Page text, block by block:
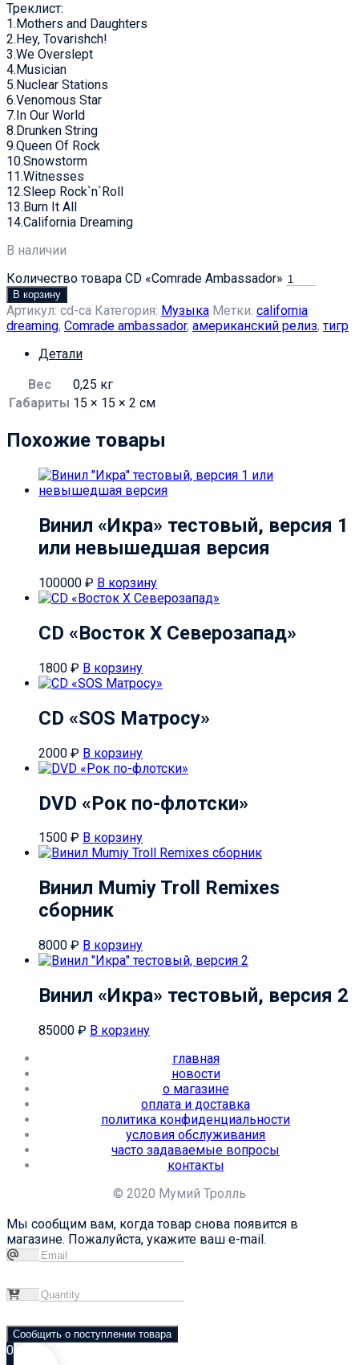
Треклист:
1.Mothers and Daughters
2.Hey, Tovarishch!
3.We Overslept
4.Musician
5.Nuclear Stations
6.Venomous Star
7.In Our World
8.Drunken String
9.Queen Of Rock
10.Snowstorm
11.Witnesses
12.Sleep Rock`n`Roll
13.Burn It All
14.California Dreaming
В наличии
Количество товара CD «Comrade Ambassador»
В корзину
Артикул: cd-ca Категория: Музыка Метки: california
dreaming, Comrade ambassador, американский релиз,тигр
Детали
Вес
0,25 кг
Габариты 15 × 15 × 2 см
Похожие товары
Винил «Икра» тестовый, версия 1
или невышедшая версия
100000 ₽ В корзину
CD «Восток Х Северозапад»
1800 ₽ В корзину
CD «SOS Матросу»
2000 ₽ В корзину
DVD «Рок по-флотски»
1500 ₽ В корзину
Винил Mumiy Troll Remixes
сборник
8000 ₽ В корзину
Винил «Икра» тестовый, версия 2
85000 ₽ В корзину
главная
новости
о магазине
оплата и доставка
политика конфиденциальности
условия обслуживания
часто задаваемые вопросы
контакты
© 2020 Мумий Тролль
Мы сообщим вам, когда товар снова появится в
магазине. Пожалуйста, укажите ваш e-mail.
Сообщить о поступлении товара
0